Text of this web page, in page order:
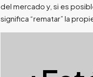
del mercado y, si es
significa “rematar” la